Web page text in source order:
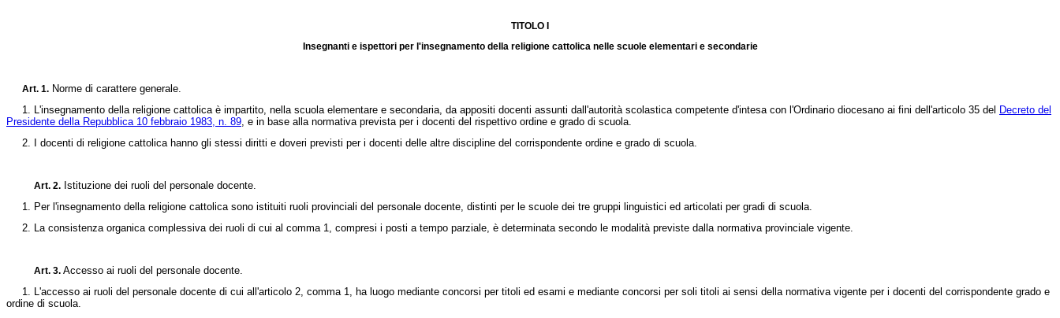
TITOLO I
Insegnanti e ispettori per l'insegnamento della religione cattolica nelle scuole elementari e secondarie
Art. 1. Norme di carattere generale.
1. L'insegnamento della religione cattolica è impartito, nella scuola elementare e secondaria, da appositi docenti assunti dall'autorità scolastica competente d'intesa con l'Ordinario diocesano ai fini dell'articolo 35 del Decreto del
Presidente della Repubblica 10 febbraio 1983, n. 89, e in base alla normativa prevista per i docenti del rispettivo ordine e grado di scuola.
2. I docenti di religione cattolica hanno gli stessi diritti e doveri previsti per i docenti delle altre discipline del corrispondente ordine e grado di scuola.
Art. 2. Istituzione dei ruoli del personale docente.
1. Per l'insegnamento della religione cattolica sono istituiti ruoli provinciali del personale docente, distinti per le scuole dei tre gruppi linguistici ed articolati per gradi di scuola.
2. La consistenza organica complessiva dei ruoli di cui al comma 1, compresi i posti a tempo parziale, è determinata secondo le modalità previste dalla normativa provinciale vigente.
Art. 3. Accesso ai ruoli del personale docente.
1. L'accesso ai ruoli del personale docente di cui all'articolo 2, comma 1, ha luogo mediante concorsi per titoli ed esami e mediante concorsi per soli titoli ai sensi della normativa vigente per i docenti del corrispondente grado e
ordine di scuola.